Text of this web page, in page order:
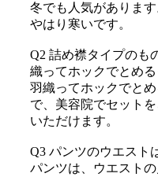
冬でも人気がありま
やはり寒いです。
Q2 詰め襟タイプのも
織ってホックでとめ
羽織ってホックでと
で、美容院でセット
いただけます。
Q3 パンツのウエスト
パンツは、ウエスト